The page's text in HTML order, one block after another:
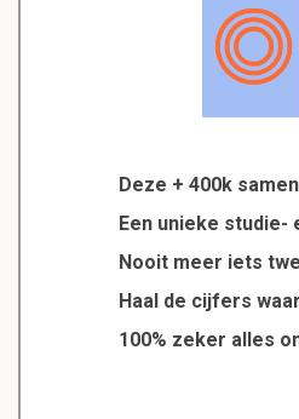
Deze + 400k
Een unieke studie-
Nooit meer iets
Haal de cijfers
100% zeker alles